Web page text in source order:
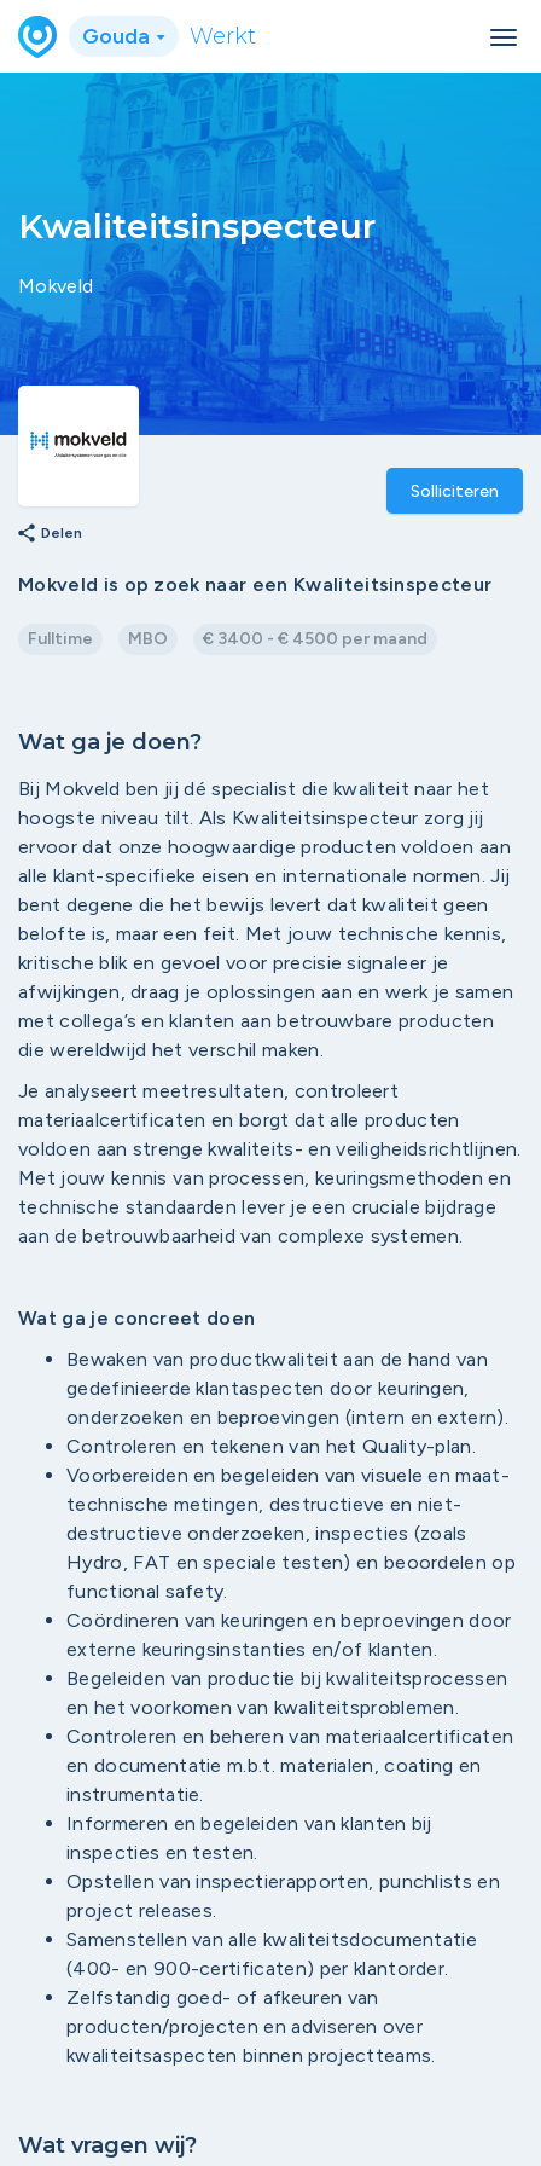
Gouda Werkt
Kwaliteitsinspecteur
Mokveld
Solliciteren
share Delen
Mokveld is op zoek naar een Kwaliteitsinspecteur
Fulltime MBO € 3400 - € 4500 per maand
Wat ga je doen?
Bij Mokveld ben jij dé specialist die kwaliteit naar het
hoogste niveau tilt. Als Kwaliteitsinspecteur zorg jij
ervoor dat onze hoogwaardige producten voldoen aan
alle klant-specifieke eisen en internationale normen. Jij
bent degene die het bewijs levert dat kwaliteit geen
belofte is, maar een feit. Met jouw technische kennis,
kritische blik en gevoel voor precisie signaleer je
afwijkingen, draag je oplossingen aan en werk je samen
met collega’s en klanten aan betrouwbare producten
die wereldwijd het verschil maken.
Je analyseert meetresultaten, controleert
materiaalcertificaten en borgt dat alle producten
voldoen aan strenge kwaliteits- en veiligheidsrichtlijnen.
Met jouw kennis van processen, keuringsmethoden en
technische standaarden lever je een cruciale bijdrage
aan de betrouwbaarheid van complexe systemen.
Wat ga je concreet doen
Bewaken van productkwaliteit aan de hand van
gedefinieerde klantaspecten door keuringen,
onderzoeken en beproevingen (intern en extern).
Controleren en tekenen van het Quality-plan.
Voorbereiden en begeleiden van visuele en maat-
technische metingen, destructieve en niet-
destructieve onderzoeken, inspecties (zoals
Hydro, FAT en speciale testen) en beoordelen op
functional safety.
Coördineren van keuringen en beproevingen door
externe keuringsinstanties en/of klanten.
Begeleiden van productie bij kwaliteitsprocessen
en het voorkomen van kwaliteitsproblemen.
Controleren en beheren van materiaalcertificaten
en documentatie m.b.t. materialen, coating en
instrumentatie.
Informeren en begeleiden van klanten bij
inspecties en testen.
Opstellen van inspectierapporten, punchlists en
project releases.
Samenstellen van alle kwaliteitsdocumentatie
(400- en 900-certificaten) per klantorder.
Zelfstandig goed- of afkeuren van
producten/projecten en adviseren over
kwaliteitsaspecten binnen projectteams.
Wat vragen wij?